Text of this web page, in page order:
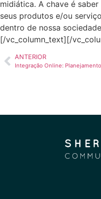
midiática. A chave é
seus produtos e/ou
dentro de nossa
[/vc_column_text][/
ANTERIOR